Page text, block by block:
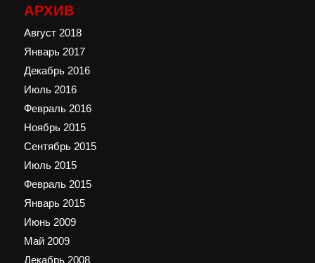
АРХИВ
Август 2018
Январь 2017
Декабрь 2016
Июль 2016
Февраль 2016
Ноябрь 2015
Сентябрь 2015
Июль 2015
Февраль 2015
Январь 2015
Июнь 2009
Май 2009
Декабрь 2008